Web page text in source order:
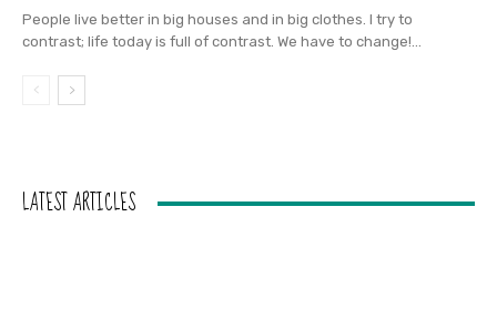
People live better in big houses and in big clothes. I try to
contrast; life today is full of contrast. We have to change!...
LATEST ARTICLES